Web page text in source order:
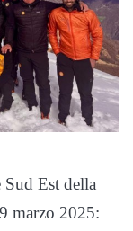
Sud Est della
marzo 2025: